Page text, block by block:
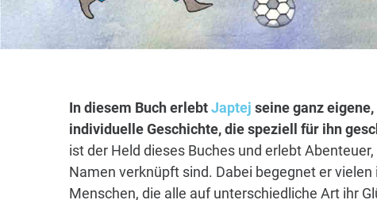
In diesem Buch erlebtJaptej seine ganz eigene,
individuelle Geschichte, die speziell für ihn
ist der Held dieses Buches und erlebt
Namen verknüpft sind. Dabei begegnet er
Menschen, die alle auf unterschiedliche Art ihr